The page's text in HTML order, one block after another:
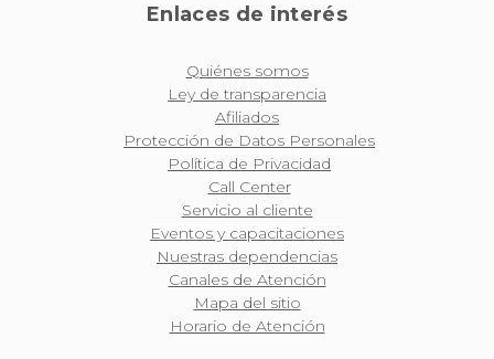
Enlaces de interés
Quiénes somos
Ley de transparencia
Afiliados
Protección de Datos Personales
Política de Privacidad
Call Center
Servicio al cliente
Eventos y capacitaciones
Nuestras dependencias
Canales de Atención
Mapa del sitio
Horario de Atención